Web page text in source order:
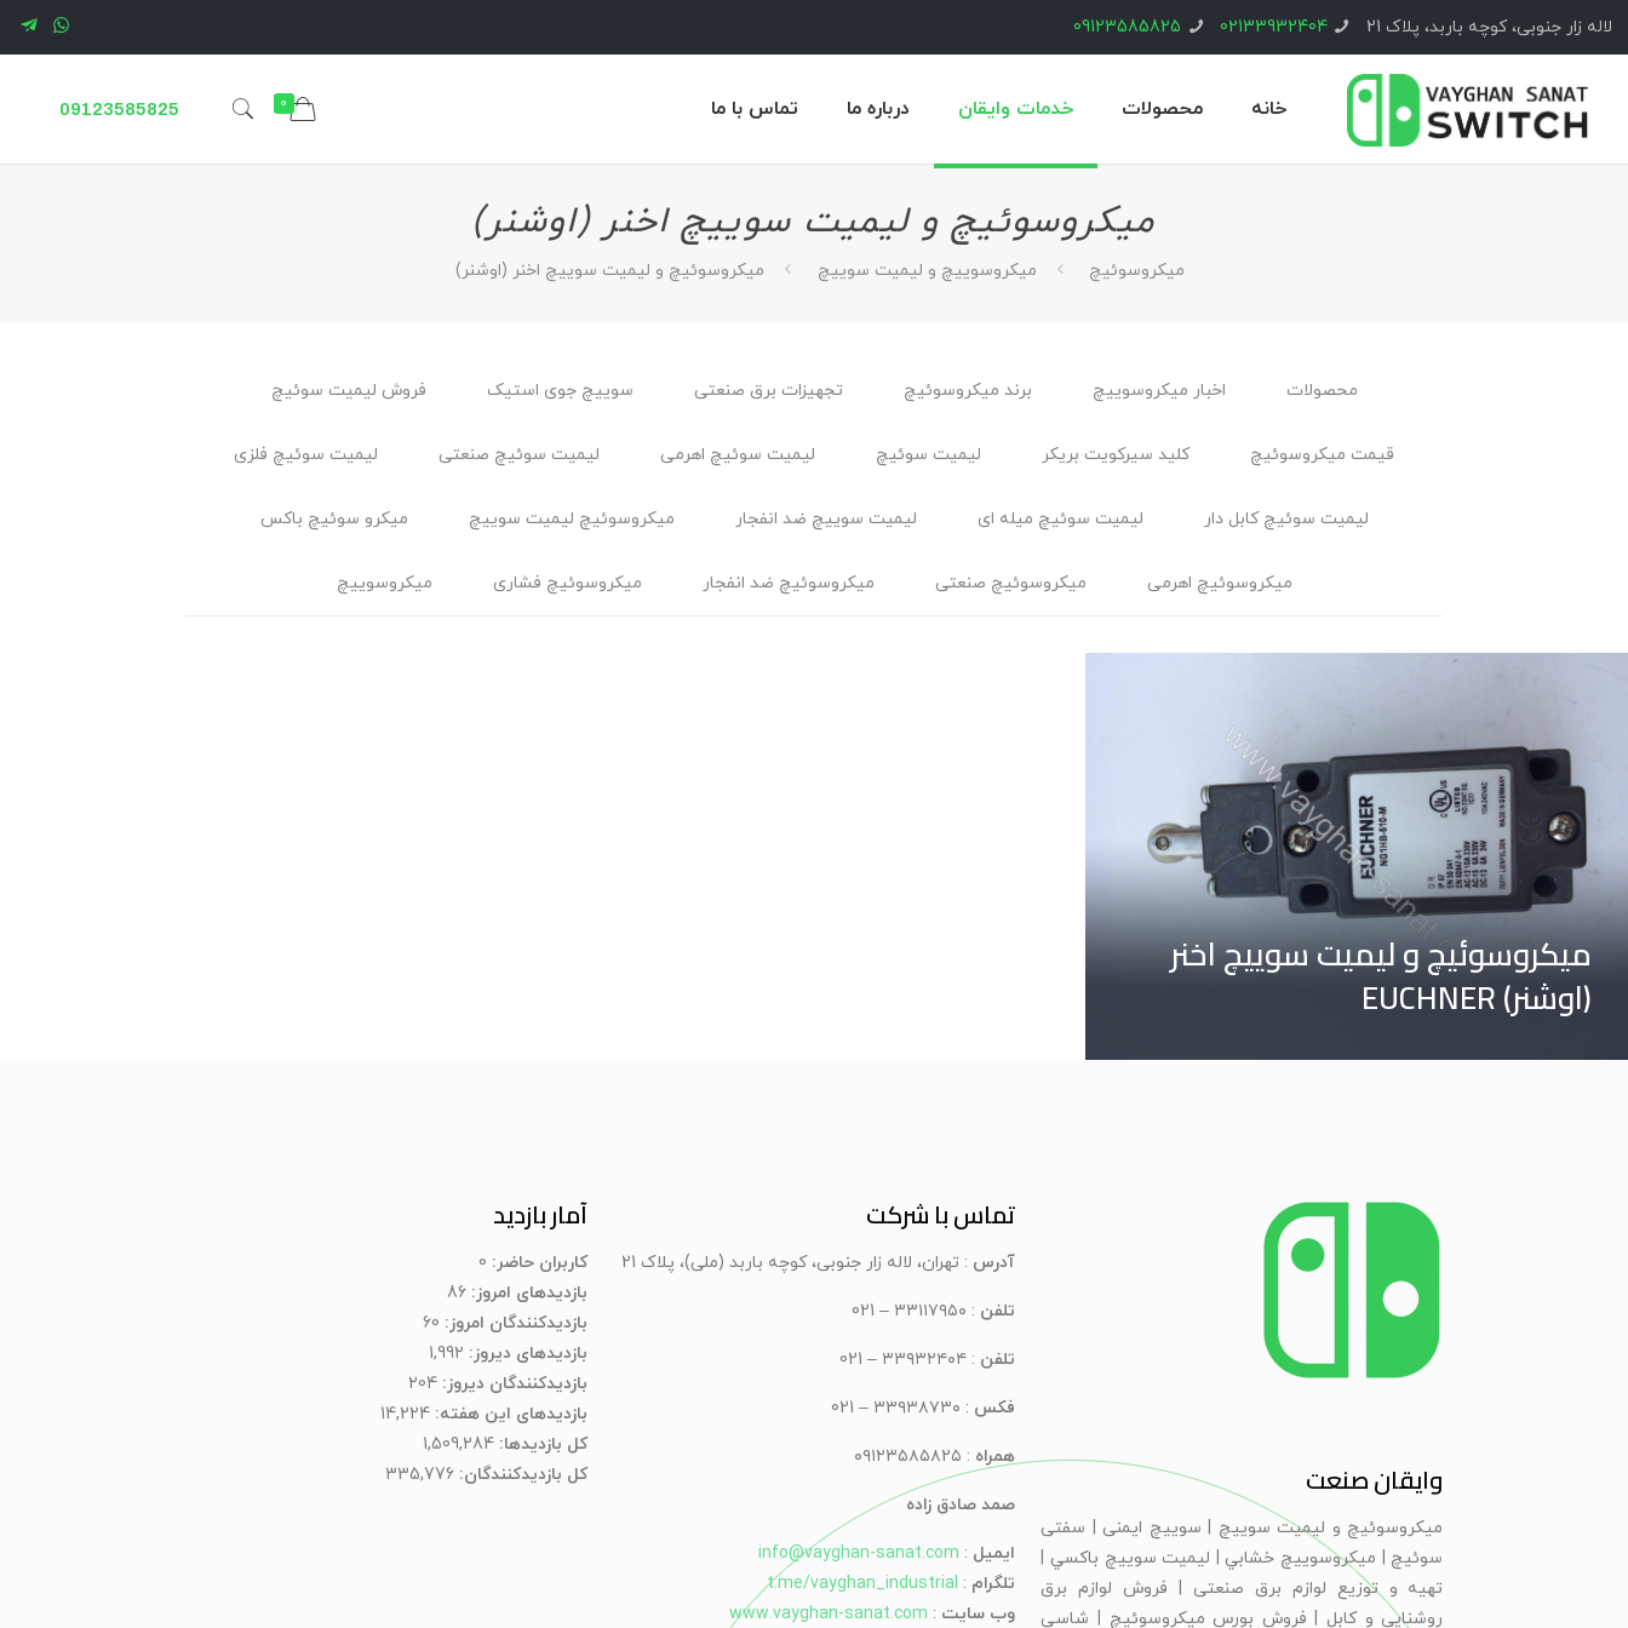
لاله زار جنوبی، کوچه باربد، پلاک 21 02133932404
09123585825
خانه محصولات خدمات وایقان درباره ما تماس با ما 0
09123585825
میکروسوئیچ و لیمیت سوییچ اخنر (اوشنر)
ميكروسوئيچ میکروسوییچ و لیمیت سوییچ میکروسوئیچ و لیمیت سوییچ اخنر (اوشنر)
محصولات اخبار ميكروسوييچ برند میکروسوئیچ تجهیزات برق صنعتی سوییچ جوی استیک فروش لیمیت سوئیچ
قیمت میکروسوئیچ کلید سیرکویت بریکر لیمیت سوئیچ لیمیت سوئیچ اهرمی لیمیت سوئیچ صنعتی لیمیت سوئیچ فلزی
لیمیت سوئیچ کابل ‌دار لیمیت سوئیچ میله ای لیمیت سوییچ ضد انفجار ميكروسوئيچ ليميت سوييچ میکرو سوئیچ باکس
میکروسوئیچ اهرمی میکروسوئیچ صنعتی میکروسوئیچ ضد انفجار میکروسوئیچ فشاری میکروسوییچ
میکروسوئیچ و لیمیت سوییچ اخنر
(اوشنر) EUCHNER
وایقان صنعت
ميكروسوئيچ و ليميت سوييچ | سویيچ ايمنی | سفتی
سوئيچ | ميكروسوييچ خشابي | ليميت سوييچ باكسي |
تهیه و توزیع لوازم برق صنعتی | فروش لوازم برق
روشنایی و کابل | فروش بورس میکروسوئیچ | شاسی
تماس با شرکت
آدرس : تهران، لاله زار جنوبی، کوچه باربد (ملی)، پلاک 21
تلفن : ۳۳۱۱۷۹۵۰ – 021
تلفن : ۳۳۹۳۲۴۰۴ – 021
فکس : ۳۳۹۳۸۷۳۰ – 021
همراه : ۰۹۱۲۳۵۸۵۸۲۵
صمد صادق زاده
ایمیل :
info@vayghan-sanat.com
تلگرام :
t.me/vayghan_industrial
وب سایت :
www.vayghan-sanat.com
آمار بازدید
کاربران حاضر: 0
بازدیدهای امروز:86
بازدیدکنندگان امروز: 60
بازدیدهای دیروز: 1,992
بازدیدکنندگان دیروز:204
بازدیدهای این هفته:14,224
کل بازدیدها:1,509,284
کل بازدیدکنند‌گان:335,776